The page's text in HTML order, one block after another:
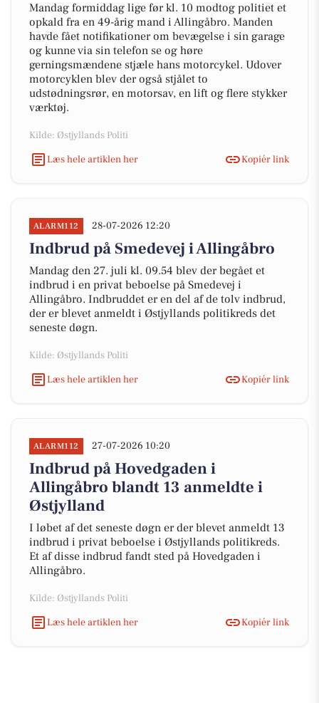
Mandag formiddag lige før kl. 10 modtog politiet et
opkald fra en 49-årig mand i Allingåbro. Manden
havde fået notifikationer om bevægelse i sin garage
og kunne via sin telefon se og høre
gerningsmændene stjæle hans motorcykel. Udover
motorcyklen blev der også stjålet to
udstødningsrør, en motorsav, en lift og flere stykker
værktøj.
Kilde: Østjyllands Politi
Læs hele artiklen her
Kopiér link
ALARM112 28-07-2026 12:20
Indbrud på Smedevej i Allingåbro
Mandag den 27. juli kl. 09.54 blev der begået et
indbrud i en privat beboelse på Smedevej i
Allingåbro. Indbruddet er en del af de tolv indbrud,
der er blevet anmeldt i Østjyllands politikreds det
seneste døgn.
Kilde: Østjyllands Politi
Læs hele artiklen her
Kopiér link
ALARM112 27-07-2026 10:20
Indbrud på Hovedgaden i
Allingåbro blandt 13 anmeldte i
Østjylland
I løbet af det seneste døgn er der blevet anmeldt 13
indbrud i privat beboelse i Østjyllands politikreds.
Et af disse indbrud fandt sted på Hovedgaden i
Allingåbro.
Kilde: Østjyllands Politi
Læs hele artiklen her
Kopiér link